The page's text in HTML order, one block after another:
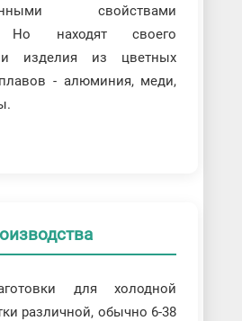
свойствами
Но находят своего
и изделия из цветных
- алюминия, меди,
для холодной
различной, обычно 6-38